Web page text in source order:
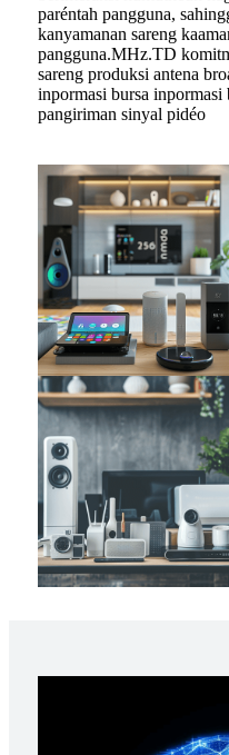
paréntah pangguna,
kanyamanan sareng
pangguna.MHz.TD
sareng produksi antena
inpormasi bursa
pangiriman sinyal pidéo